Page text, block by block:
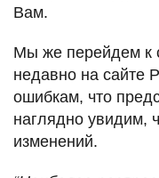
Вам.
Мы же перейдем к
недавно на сайте
ошибкам, что
наглядно увидим,
изменений.